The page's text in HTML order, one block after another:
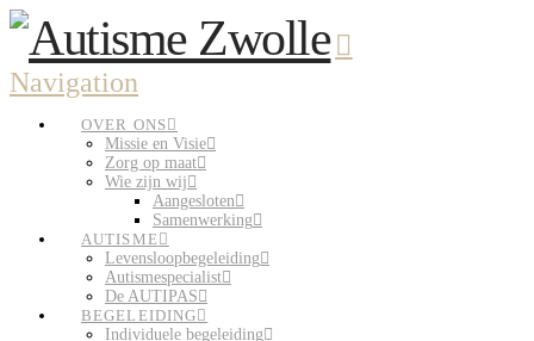
Navigation
OVER ONS
Missie en Visie
Zorg op maat
Wie zijn wij
Aangesloten
Samenwerking
AUTISME
Levensloopbegeleiding
Autismespecialist
De AUTIPAS
BEGELEIDING
Individuele begeleiding